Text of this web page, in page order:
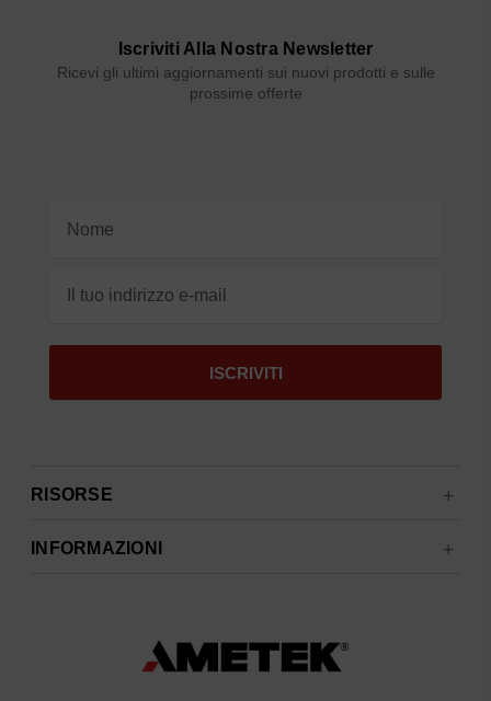
Iscriviti Alla Nostra Newsletter
Ricevi gli ultimi aggiornamenti sui nuovi prodotti e sulle
prossime offerte
RISORSE
INFORMAZIONI